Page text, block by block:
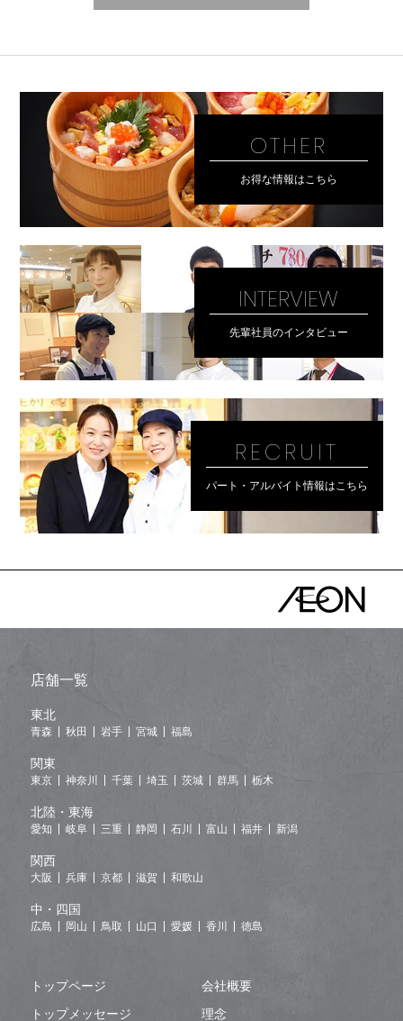
OTHER
お得な情報はこちら
INTERVIEW
先輩社員のインタビュー
RECRUIT
パート・アルバイト情報はこちら
トップページ
会社概要
トップメッセージ
理念
店舗一覧
東北
青森 秋田 岩手 宮城 福島
関東
東京 神奈川 千葉 埼玉 茨城 群馬 栃木
北陸・東海
愛知 岐阜 三重 静岡 石川 富山 福井 新潟
関西
大阪 兵庫 京都 滋賀 和歌山
中・四国
広島 岡山 鳥取 山口 愛媛 香川 徳島